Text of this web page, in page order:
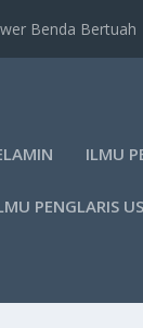
Benda Bertuah
ILMU
PENGLARIS